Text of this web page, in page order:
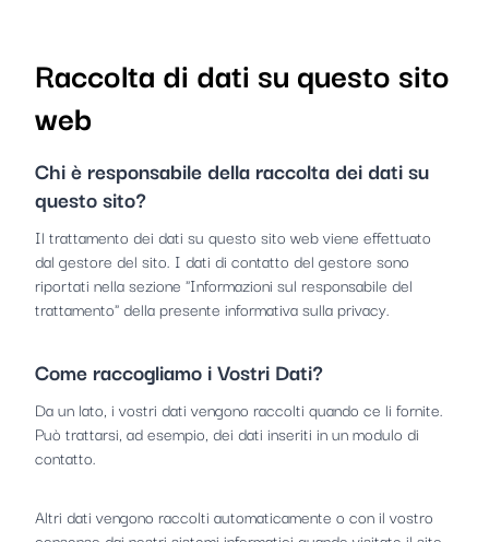
Raccolta di dati su questo sito
web
Chi è responsabile della raccolta dei dati su
questo sito?
Il trattamento dei dati su questo sito web viene effettuato
dal gestore del sito. I dati di contatto del gestore sono
riportati nella sezione "Informazioni sul responsabile del
trattamento" della presente informativa sulla privacy.
Come raccogliamo i Vostri Dati?
Da un lato, i vostri dati vengono raccolti quando ce li fornite.
Può trattarsi, ad esempio, dei dati inseriti in un modulo di
contatto.
Altri dati vengono raccolti automaticamente o con il vostro